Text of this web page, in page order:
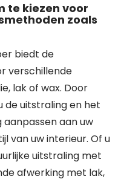
te kiezen voor
zoals
biedt de
verschillende
lak of wax. Door
de uitstraling en het
aan uw
van uw interieur. Of u
uitstraling met
afwerking met lak,